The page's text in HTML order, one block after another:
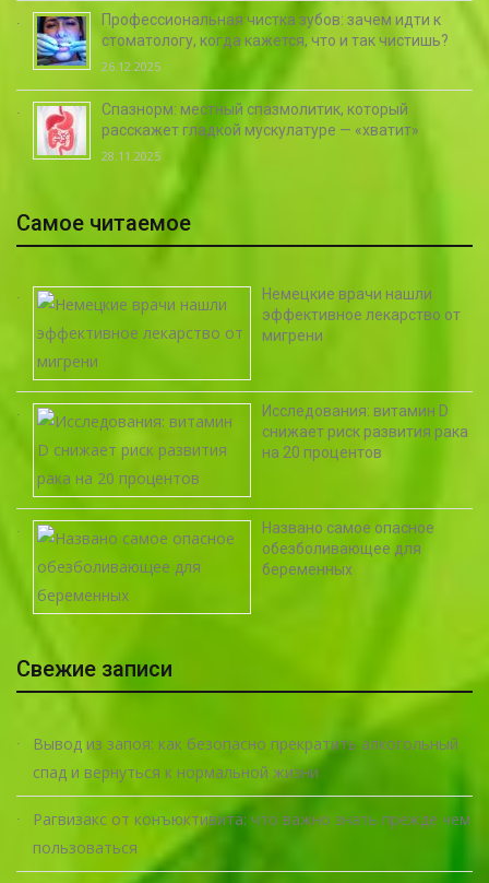
Профессиональная чистка зубов: зачем идти к
стоматологу, когда кажется, что и так чистишь?
26.12.2025
Спазнорм: местный спазмолитик, который
расскажет гладкой мускулатуре — «хватит»
28.11.2025
Самое читаемое
Немецкие врачи нашли
эффективное лекарство от
мигрени
Исследования: витамин D
снижает риск развития рака
на 20 процентов
Названо самое опасное
обезболивающее для
беременных
Свежие записи
Вывод из запоя: как безопасно прекратить алкогольный
спад и вернуться к нормальной жизни
Рагвизакс от конъюктивита: что важно знать прежде чем
пользоваться